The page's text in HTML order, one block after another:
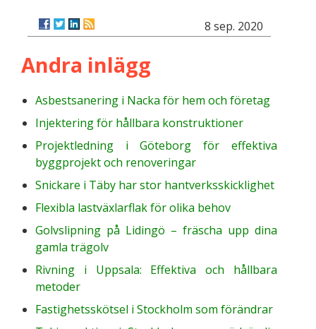
8 sep. 2020
Andra inlägg
Asbestsanering i Nacka för hem och företag
Injektering för hållbara konstruktioner
Projektledning i Göteborg för effektiva
byggprojekt och renoveringar
Snickare i Täby har stor hantverksskicklighet
Flexibla lastväxlarflak för olika behov
Golvslipning på Lidingö – fräscha upp dina
gamla trägolv
Rivning i Uppsala: Effektiva och hållbara
metoder
Fastighetsskötsel i Stockholm som förändrar